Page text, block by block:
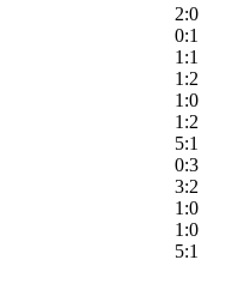
2:0
0:1
1:1
1:2
1:0
1:2
5:1
0:3
3:2
1:0
1:0
5:1